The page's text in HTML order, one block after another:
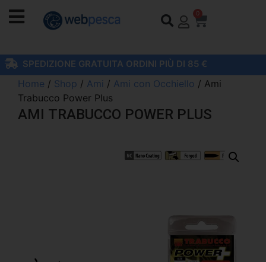
0
SPEDIZIONE GRATUITA ORDINI PIÙ DI 85 €
Home / Shop / Ami / Ami con Occhiello / Ami
Trabucco Power Plus
AMI TRABUCCO POWER PLUS